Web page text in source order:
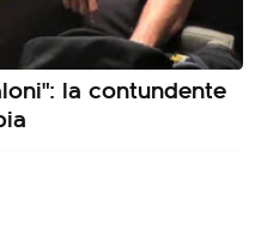
la contundente